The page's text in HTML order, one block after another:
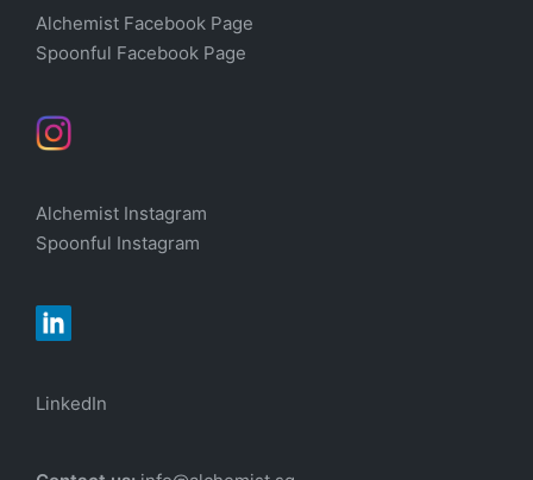
Alchemist Facebook Page
Spoonful Facebook Page
Alchemist Instagram
Spoonful Instagram
LinkedIn